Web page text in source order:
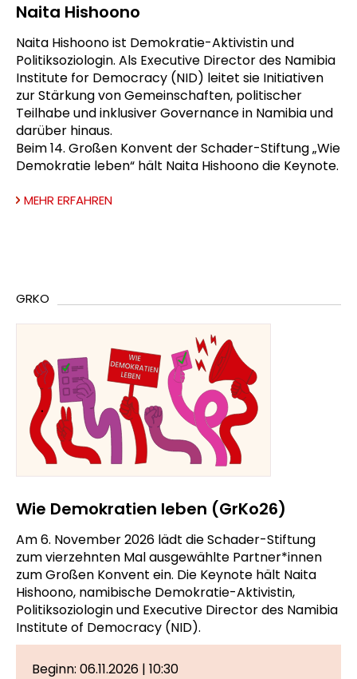
Naita Hishoono
Naita Hishoono ist Demokratie-Aktivistin und
Politiksoziologin. Als Executive Director des Namibia
Institute for Democracy (NID) leitet sie Initiativen
zur Stärkung von Gemeinschaften, politischer
Teilhabe und inklusiver Governance in Namibia und
darüber hinaus.
Beim 14. Großen Konvent der Schader-Stiftung „Wie
Demokratie leben“ hält Naita Hishoono die Keynote.
MEHR ERFAHREN
GRKO
Wie Demokratien leben (GrKo26)
Am 6. November 2026 lädt die Schader-Stiftung
zum vierzehnten Mal ausgewählte Partner*innen
zum Großen Konvent ein. Die Keynote hält Naita
Hishoono, namibische Demokratie-Aktivistin,
Politiksoziologin und Executive Director des Namibia
Institute of Democracy (NID).
Beginn: 06.11.2026 | 10:30